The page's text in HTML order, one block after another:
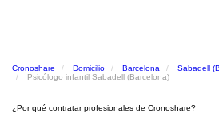
Cronoshare Domicilio Barcelona Sabadell
Psicólogo infantil Sabadell (Barcelona)
¿Por qué contratar profesionales de Cronoshare?